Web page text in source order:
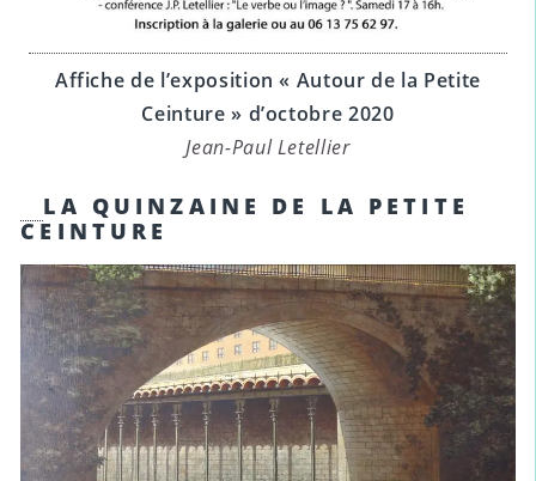
Affiche de l’exposition « Autour de la Petite
Ceinture » d’octobre 2020
Jean-Paul Letellier
LA QUINZAINE DE LA PETITE
CEINTURE